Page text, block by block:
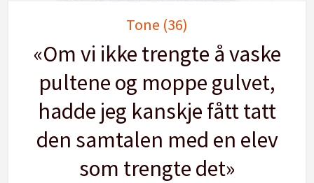
Tone (36)
«Om vi ikke trengte å vaske
pultene og moppe gulvet,
hadde jeg kanskje fått tatt
den samtalen med en elev
som trengte det»